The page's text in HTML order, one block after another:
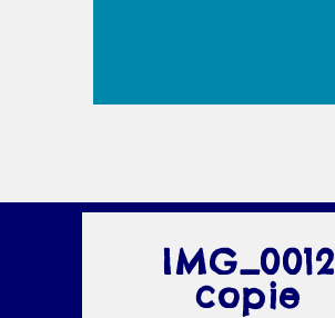
IMG_0012
copie